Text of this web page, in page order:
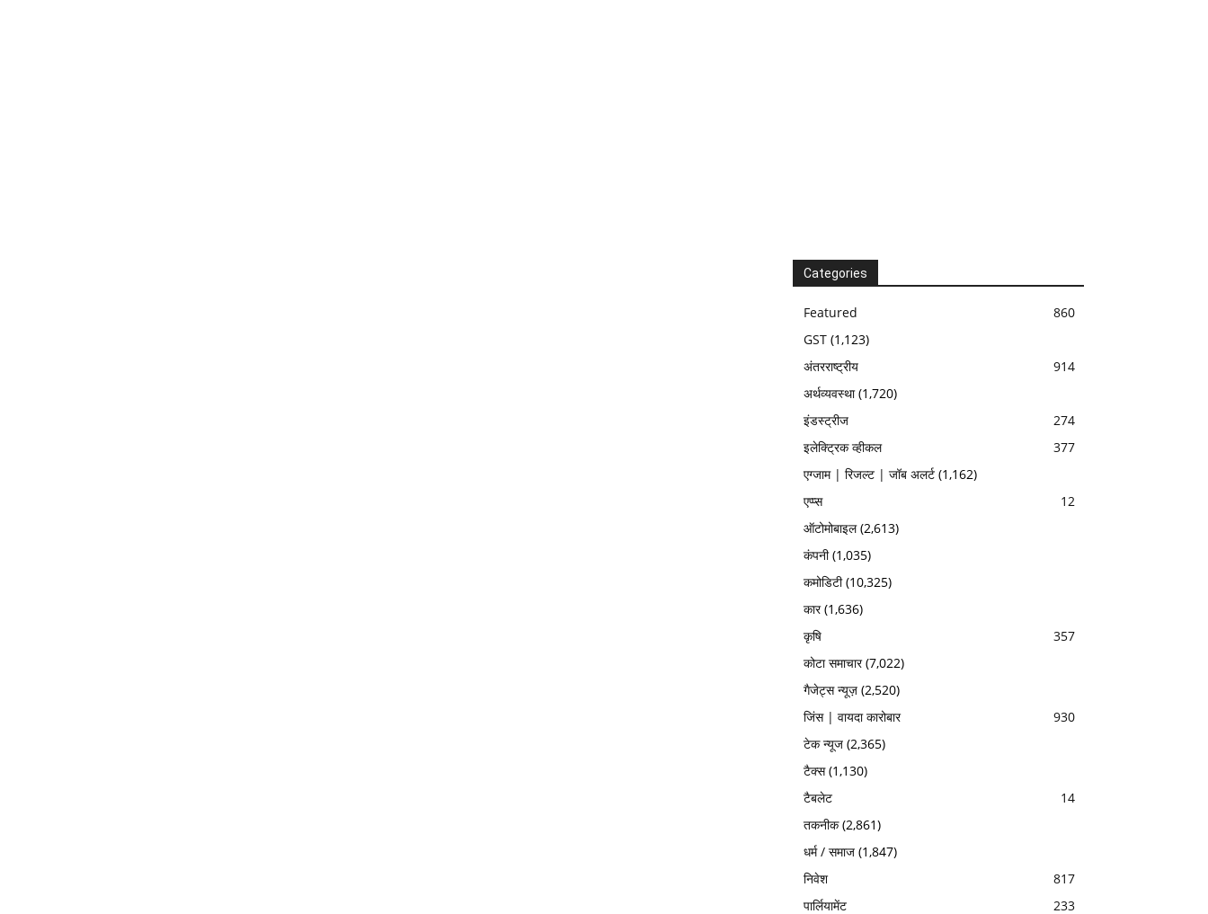
Categories
Featured
860
GST (1,123)
अंतरराष्ट्रीय
914
अर्थव्यवस्था(1,720)
इंडस्ट्रीज
274
इलेक्ट्रिक व्हीकल
377
एग्जाम | रिजल्ट | जॉब अलर्ट (1,162)
एप्प्स
12
ऑटोमोबाइल(2,613)
कंपनी(1,035)
कमोडिटी(10,325)
कार(1,636)
कृषि
357
कोटा समाचार(7,022)
गैजेट्स न्यूज़ (2,520)
जिंस | वायदा कारोबार
930
टेक न्यूज (2,365)
टैक्स(1,130)
टैबलेट
14
तकनीक(2,861)
धर्म / समाज (1,847)
निवेश
817
पार्लियामेंट
233